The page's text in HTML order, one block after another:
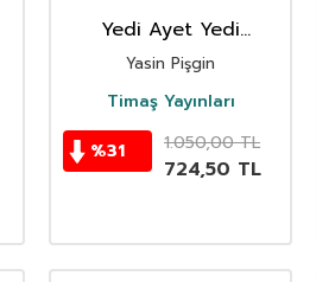
Yedi Ayet Yedi
Sahsiyet Misira Sultani
Kuyudan Gelir Kuranin
Kalbine Yolculuk 3lü
Set Yasin Pisgin
Yasin Pişgin
Timaş Yayınları
%31 1.050,00TL
724,50 TL